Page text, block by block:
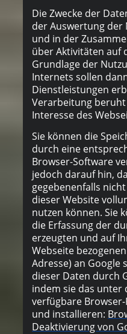
Die Zwecke der
der Auswertung der
und in der
über Aktivitäten auf
Grundlage der
Internets sollen
Dienstleistungen
Verarbeitung
Interesse des
Sie können die
durch eine
Browser-Software
jedoch darauf hin,
gegebenenfalls
dieser Website
nutzen können. Sie
die Erfassung der
erzeugten und auf
Webseite
Adresse) an Google
dieser Daten durch
indem sie das unter
verfügbare
und installieren:
Deaktivierung von